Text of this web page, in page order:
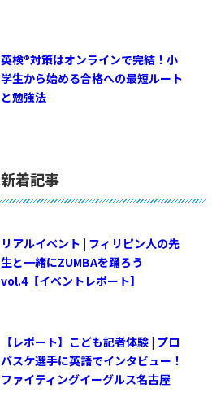
英検®対策はオンラインで完結！小
学生から始める合格への最短ルート
と勉強法
新着記事
リアルイベント | フィリピン人の先
生と一緒にZUMBAを踊ろう
vol.4【イベントレポート】
【レポート】こども記者体験 | プロ
バスケ選手に英語でインタビュー！
ファイティングイーグルス名古屋